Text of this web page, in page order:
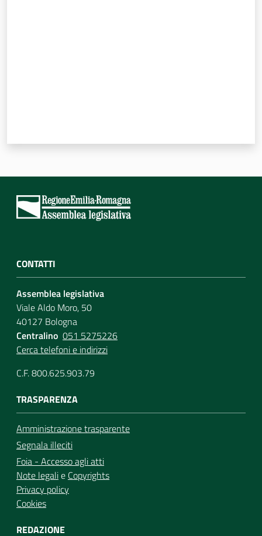
CONTATTI
Assemblea legislativa
Viale Aldo Moro, 50
40127 Bologna
Centralino 051 5275226
Cerca telefoni e indirizzi
C.F. 800.625.903.79
TRASPARENZA
Amministrazione trasparente
Segnala illeciti
Foia - Accesso agli atti
Note legalie Copyrights
Privacy policy
Cookies
REDAZIONE